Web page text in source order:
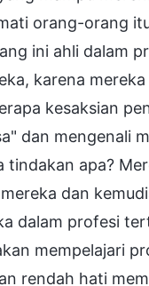
orang-orang
ini ahli dalam
karena
kesaksian
dan mengenali
apa?
dan
dalam profesi
mempelajari
rendah hati